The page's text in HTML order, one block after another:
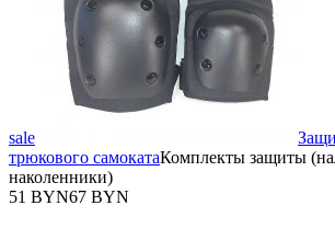
sale
трюкового самокатаКомплекты защиты
наколенники)
51 BYN67 BYN